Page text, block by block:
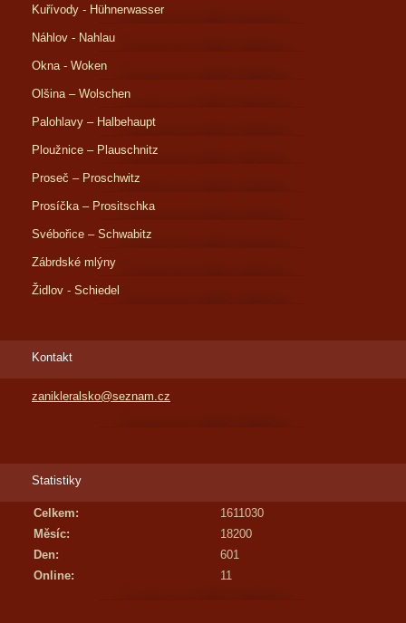
Kuřívody - Hühnerwasser
Náhlov - Nahlau
Okna - Woken
Olšina – Wolschen
Palohlavy – Halbehaupt
Ploužnice – Plauschnitz
Proseč – Proschwitz
Prosíčka – Prositschka
Svébořice – Schwabitz
Zábrdské mlýny
Židlov - Schiedel
Kontakt
zanikleralsko@seznam.cz
Statistiky
Online: 11
Celkem:
1611030
Měsíc:
18200
Den:
601